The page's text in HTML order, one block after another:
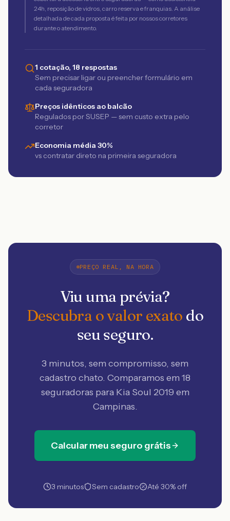
24h, reposição de vidros, carro reserva e franquias. A análise
detalhada de cada proposta é feita por nossos corretores
durante o atendimento.
1 cotação, 18 respostas
Sem precisar ligar ou preencher formulário em
cada seguradora
Preços idênticos ao balcão
Regulados por SUSEP — sem custo extra pelo
corretor
Economia média 30%
vs contratar direto na primeira seguradora
PREÇO REAL, NA HORA
Viu uma prévia?
Descubra o valor exato do
seu seguro.
3 minutos, sem compromisso, sem
cadastro chato. Comparamos em 18
seguradoras para Kia Soul 2019 em
Campinas.
Calcular meu seguro grátis
3 minutos Sem cadastro Até 30% off